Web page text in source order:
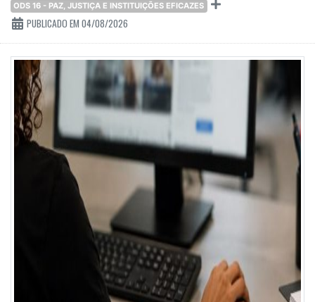
ODS 16 - PAZ, JUSTIÇA E INSTITUIÇÕES EFICAZES
PUBLICADO EM 04/08/2026